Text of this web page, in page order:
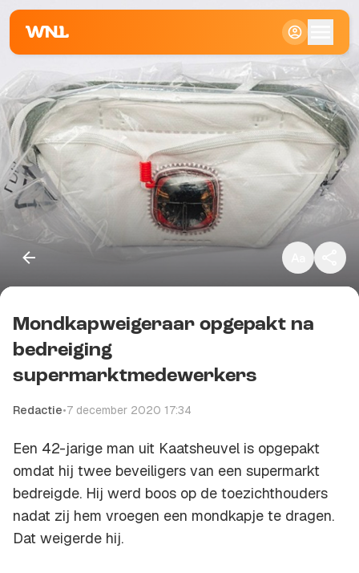
Kopieer link
Mondkapweigeraar opgepakt na
bedreiging
supermarktmedewerkers
Redactie•7 december 2020 17:34
Een 42-jarige man uit Kaatsheuvel is opgepakt
omdat hij twee beveiligers van een supermarkt
bedreigde. Hij werd boos op de toezichthouders
nadat zij hem vroegen een mondkapje te dragen.
Dat weigerde hij.